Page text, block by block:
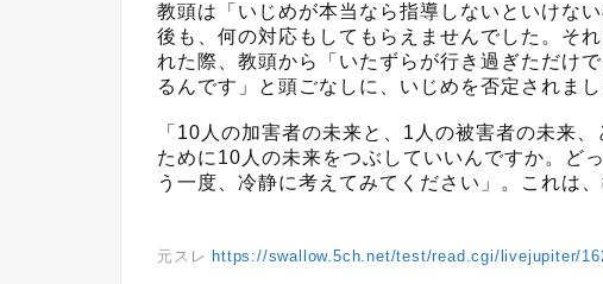
教頭は「いじめが本当なら指導しないといけな
後も、何の対応もしてもらえませんでした。そ
れた際、教頭から「いたずらが行き過ぎただけ
るんです」と頭ごなしに、いじめを否定されまし
「10人の加害者の未来と、1人の被害者の未来
ために10人の未来をつぶしていいんですか。ど
う一度、冷静に考えてみてください」。これは
元スレ https://swallow.5ch.net/test/read.cgi/livejupiter/